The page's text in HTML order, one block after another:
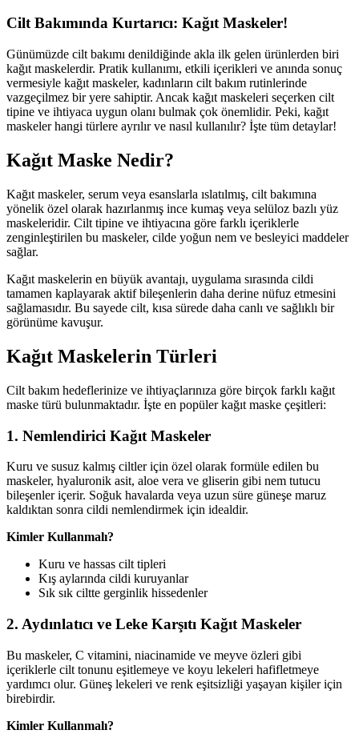
Cilt Bakımında Kurtarıcı: Kağıt Maskeler!
Günümüzde cilt bakımı denildiğinde akla ilk gelen ürünlerden biri
kağıt maskelerdir. Pratik kullanımı, etkili içerikleri ve anında sonuç
vermesiyle kağıt maskeler, kadınların cilt bakım rutinlerinde
vazgeçilmez bir yere sahiptir. Ancak kağıt maskeleri seçerken cilt
tipine ve ihtiyaca uygun olanı bulmak çok önemlidir. Peki, kağıt
maskeler hangi türlere ayrılır ve nasıl kullanılır? İşte tüm detaylar!
Kağıt Maske Nedir?
Kağıt maskeler, serum veya esanslarla ıslatılmış, cilt bakımına
yönelik özel olarak hazırlanmış ince kumaş veya selüloz bazlı yüz
maskeleridir. Cilt tipine ve ihtiyacına göre farklı içeriklerle
zenginleştirilen bu maskeler, cilde yoğun nem ve besleyici maddeler
sağlar.
Kağıt maskelerin en büyük avantajı, uygulama sırasında cildi
tamamen kaplayarak aktif bileşenlerin daha derine nüfuz etmesini
sağlamasıdır. Bu sayede cilt, kısa sürede daha canlı ve sağlıklı bir
görünüme kavuşur.
Kağıt Maskelerin Türleri
Cilt bakım hedeflerinize ve ihtiyaçlarınıza göre birçok farklı kağıt
maske türü bulunmaktadır. İşte en popüler kağıt maske çeşitleri:
1. Nemlendirici Kağıt Maskeler
Kuru ve susuz kalmış ciltler için özel olarak formüle edilen bu
maskeler, hyaluronik asit, aloe vera ve gliserin gibi nem tutucu
bileşenler içerir. Soğuk havalarda veya uzun süre güneşe maruz
kaldıktan sonra cildi nemlendirmek için idealdir.
Kimler Kullanmalı?
Kuru ve hassas cilt tipleri
Kış aylarında cildi kuruyanlar
Sık sık ciltte gerginlik hissedenler
2. Aydınlatıcı ve Leke Karşıtı Kağıt Maskeler
Bu maskeler, C vitamini, niacinamide ve meyve özleri gibi
içeriklerle cilt tonunu eşitlemeye ve koyu lekeleri hafifletmeye
yardımcı olur. Güneş lekeleri ve renk eşitsizliği yaşayan kişiler için
birebirdir.
Kimler Kullanmalı?